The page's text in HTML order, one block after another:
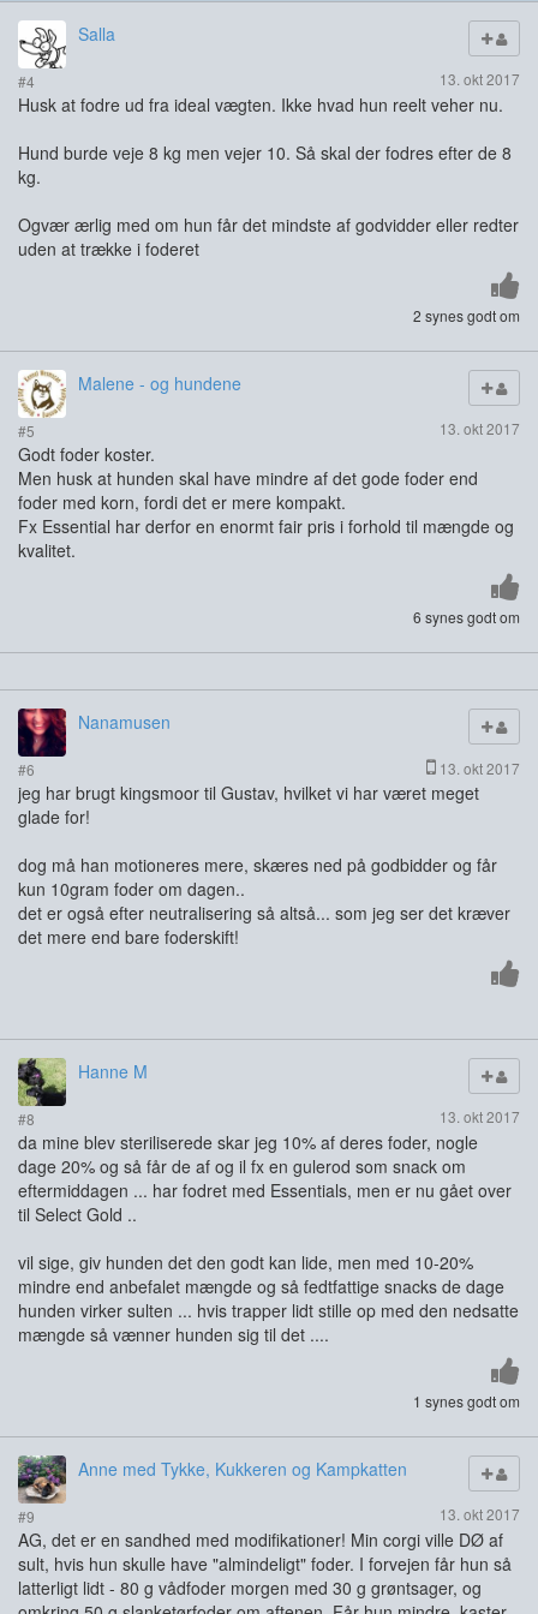
Salla
#4 13. okt 2017
Husk at fodre ud fra ideal vægten. Ikke hvad hun reelt veher nu.
Hund burde veje 8 kg men vejer 10. Så skal der fodres efter de 8
kg.
Ogvær ærlig med om hun får det mindste af godvidder eller redter
uden at trække i foderet
2 synes godt om
Malene - og hundene
#5 13. okt 2017
Godt foder koster.
Men husk at hunden skal have mindre af det gode foder end
foder med korn, fordi det er mere kompakt.
Fx Essential har derfor en enormt fair pris i forhold til mængde og
kvalitet.
6 synes godt om
Nanamusen
#6 13. okt 2017
jeg har brugt kingsmoor til Gustav, hvilket vi har været meget
glade for!
dog må han motioneres mere, skæres ned på godbidder og får
kun 10gram foder om dagen..
det er også efter neutralisering så altså... som jeg ser det kræver
det mere end bare foderskift!
Hanne M
#8 13. okt 2017
da mine blev steriliserede skar jeg 10% af deres foder, nogle
dage 20% og så får de af og il fx en gulerod som snack om
eftermiddagen ... har fodret med Essentials, men er nu gået over
til Select Gold ..
vil sige, giv hunden det den godt kan lide, men med 10-20%
mindre end anbefalet mængde og så fedtfattige snacks de dage
hunden virker sulten ... hvis trapper lidt stille op med den nedsatte
mængde så vænner hunden sig til det ....
1 synes godt om
Anne med Tykke, Kukkeren og Kampkatten
#9 13. okt 2017
AG, det er en sandhed med modifikationer! Min corgi ville DØ af
sult, hvis hun skulle have "almindeligt" foder. I forvejen får hun så
latterligt lidt - 80 g vådfoder morgen med 30 g grøntsager, og